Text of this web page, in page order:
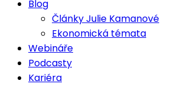
Blog
Články Julie Kamanové
Ekonomická témata
Webináře
Podcasty
Kariéra